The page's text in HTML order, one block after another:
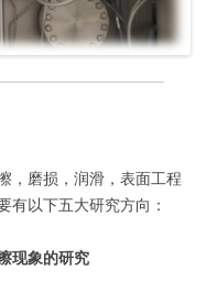
，磨损，润滑，表面工程
有以下五大研究方向：
现象的研究